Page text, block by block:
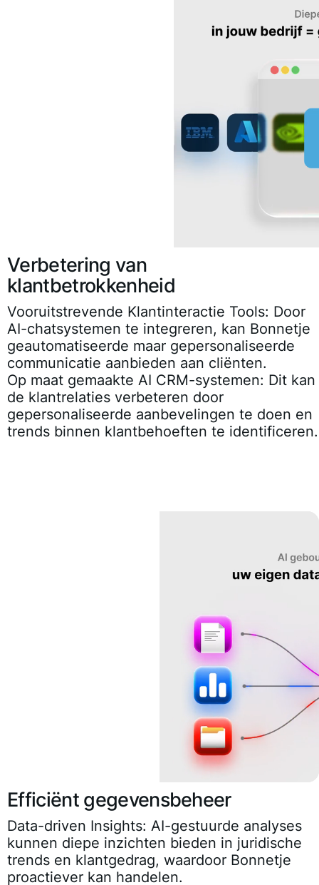
Verbetering van
klantbetrokkenheid
Vooruitstrevende Klantinteractie Tools: Door
AI-chatsystemen te integreren, kan Bonnetje
geautomatiseerde maar gepersonaliseerde
communicatie aanbieden aan cliënten.
Op maat gemaakte AI CRM-systemen: Dit kan
de klantrelaties verbeteren door
gepersonaliseerde aanbevelingen te doen en
trends binnen klantbehoeften te identificeren.
Efficiënt gegevensbeheer
Data-driven Insights: AI-gestuurde analyses
kunnen diepe inzichten bieden in juridische
trends en klantgedrag, waardoor Bonnetje
proactiever kan handelen.